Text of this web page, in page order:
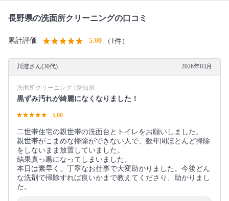
長野県の洗面所クリーニングの口コミ
累計評価 5.00 （1件）
川澄さん(30代) 2026年03月
洗面所クリーニング | 愛知県
黒ずみ汚れが綺麗になくなりました！
5.00
二世帯住宅の親世帯の洗面台とトイレをお願いしました。
親世帯がこまめな掃除ができない人で、数年間ほとんど掃除
をしないまま放置していました。
結果真っ黒になってしまいました。
本日は素早く、丁寧なお仕事で大変助かりました。今後どん
な洗剤で掃除すれば良いかまで教えてくださり、助かりまし
た。